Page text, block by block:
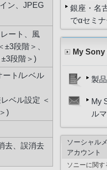
ン、JPEG
ート、風
±3段階＞、
段階＞)
ート/レベル
ベル設定 ＜
)
去、誤消去
銀座・名
でαセミ
My
製
My
ル
ソーシャル
アカウント
ソニーに関